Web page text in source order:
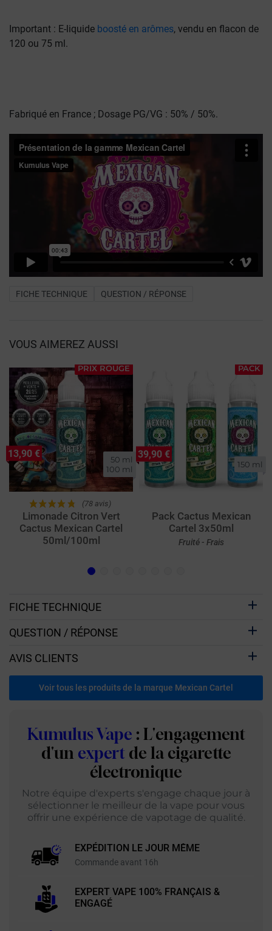
Important : E-liquide boosté en arômes, vendu en flacon de
120 ou 75 ml.
Fabriqué en France ; Dosage PG/VG : 50% / 50%.
FICHE TECHNIQUE QUESTION / RÉPONSE
VOUS AIMEREZ AUSSI
PRIX ROUGE
50 ml
100 ml
(78 avis)
Limonade Citron Vert
Cactus Mexican Cartel
50ml/100ml
13,90 €
PACK
150 ml
Pack Cactus Mexican
Cartel 3x50ml
Fruité - Frais
39,90 €
FICHE TECHNIQUE
QUESTION / RÉPONSE
AVIS CLIENTS
Voir tous les produits de la marque Mexican Cartel
Kumulus Vape : L'engagement
d'un expert de la cigarette
électronique
Notre équipe d'experts s'engage chaque jour à
sélectionner le meilleur de la vape pour vous
offrir une expérience de vapotage de qualité.
EXPÉDITION LE JOUR MÊME
Commande avant 16h
EXPERT VAPE 100% FRANÇAIS &
ENGAGÉ